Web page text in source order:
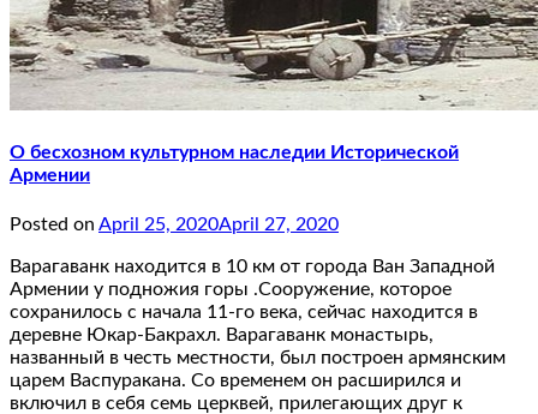
О бесхозном культурном наследии Исторической
Армении
Posted on April 25, 2020April 27, 2020
Варагаванк находится в 10 км от города Ван Западной
Армении у подножия горы .Сооружение, которое
сохранилось с начала 11-го века, сейчас находится в
деревне Юкар-Бакрахл. Варагаванк монастырь,
названный в честь местности, был построен армянским
царем Васпуракана. Со временем он расширился и
включил в себя семь церквей, прилегающих друг к